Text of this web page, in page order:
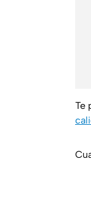
Te